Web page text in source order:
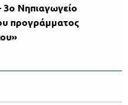
3ο Νηπιαγωγείο
προγράμματος